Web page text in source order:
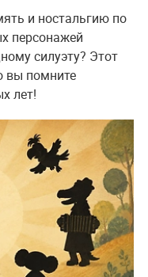
и ностальгию по
персонажей
силуэту? Этот
вы помните
лет!